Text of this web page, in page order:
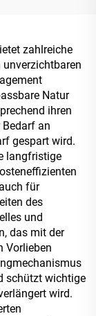
zahlreiche
Natur
ihren
an
gespart wird.
langfristige
für
des
und
das mit der
Vorlieben
schützt wichtige
wird.